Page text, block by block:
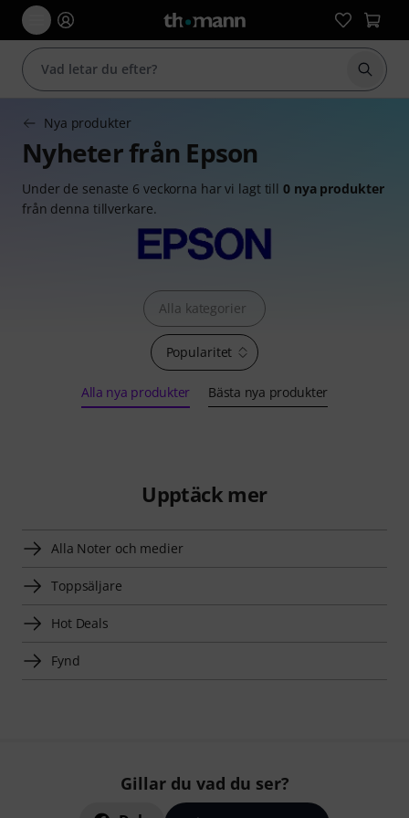
Börja
Nya produkter
Nyheter från Epson
Under de senaste 6 veckorna har vi lagt till0 nya produkter
från denna tillverkare.
Popularitet
Alla kategorier
Alla nya produkter Bästa nya produkter
Upptäck mer
Alla Noter och medier
Toppsäljare
Hot Deals
Fynd
Gillar du vad du ser?